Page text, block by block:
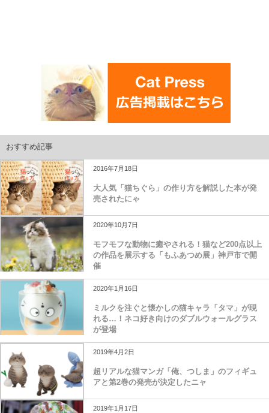
おすすめ記事
2016年7月18日
大人気「猫ちぐら」の作り方を解説した本が発
売されたにゃ
2020年10月7日
モフモフな動物に癒やされる！猫など200点以上
の作品を展示する「もふあつめ展」神戸市で開
催
2020年1月16日
ミルクを注ぐと懐かしの猫キャラ「タマ」が現
れる…！ネコ好き向けのダブルウォールグラス
が登場
2019年4月2日
超リアルな猫マンガ「俺、つしま」のフィギュ
アと第2巻の発売が決定したニャ
2019年1月17日